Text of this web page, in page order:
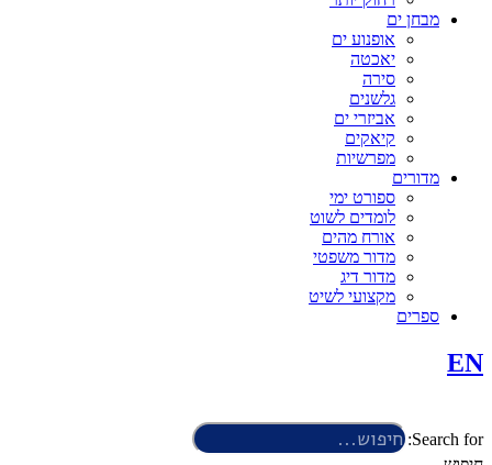
מבחן ים
אופנוע ים
יאכטה
סירה
גלשנים
אביזרי ים
קיאקים
מפרשיות
מדורים
ספורט ימי
לומדים לשוט
אורח מהים
מדור משפטי
מדור דיג
מקצועי לשיט
ספרים
EN
Search for: